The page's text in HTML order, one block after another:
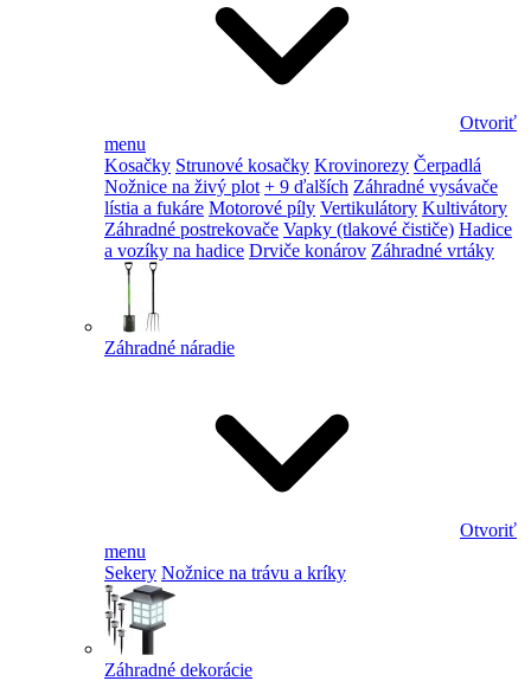
Otvoriť
menu
Kosačky Strunové kosačky Krovinorezy Čerpadlá
Nožnice na živý plot + 9 ďalších Záhradné vysávače
lístia a fukáre Motorové píly Vertikulátory Kultivátory
Záhradné postrekovače Vapky (tlakové čističe) Hadice
a vozíky na hadice Drviče konárov Záhradné vrtáky
Záhradné náradie
Otvoriť
menu
Sekery Nožnice na trávu a kríky
Záhradné dekorácie